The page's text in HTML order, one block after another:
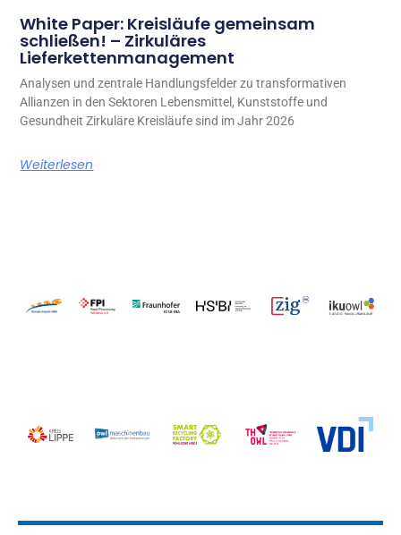
White Paper: Kreisläufe gemeinsam
schließen! – Zirkuläres
Lieferkettenmanagement
Analysen und zentrale Handlungsfelder zu transformativen
Allianzen in den Sektoren Lebensmittel, Kunststoffe und
Gesundheit Zirkuläre Kreisläufe sind im Jahr 2026
Weiterlesen